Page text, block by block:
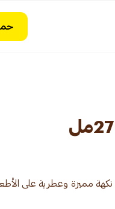
مميزة وعطرية على